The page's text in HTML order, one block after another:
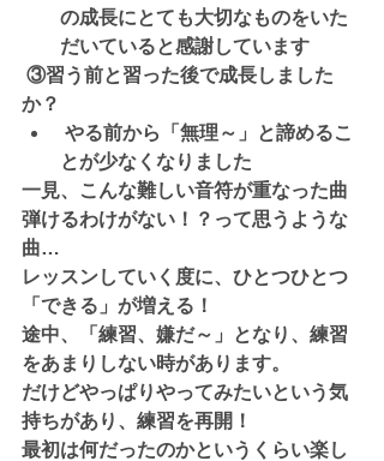
の成長にとても大切なものをいた
だいていると感謝しています
か？
とが少なくなりました
一見、こんな難しい音符が重なった曲
弾けるわけがない！？って思うような
曲…
レッスンしていく度に、ひとつひとつ
「できる」が増える！
途中、「練習、嫌だ～」となり、練習
をあまりしない時があります。
だけどやっぱりやってみたいという気
持ちがあり、練習を再開！
最初は何だったのかというくらい楽し